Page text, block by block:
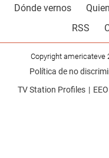
Dónde vernos
RSS
Copyright americateve
Política de no
TV Station Profiles